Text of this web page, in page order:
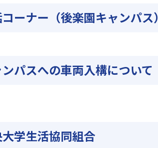
ーナー（後楽園キャンパス）
パスへの車両入構について
学生活協同組合